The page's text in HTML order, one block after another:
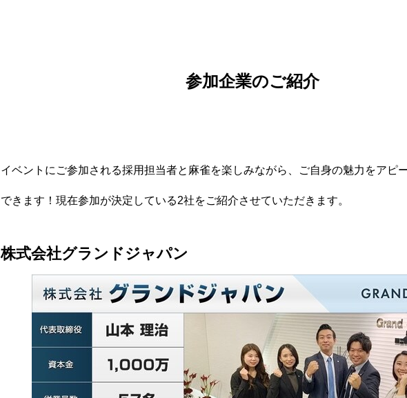
参加企業のご紹介
イベントにご参加される採用担当者と麻雀を楽しみながら、ご自身の魅力をアピ
できます！現在参加が決定している2社をご紹介させていただきます。
株式会社グランドジャパン